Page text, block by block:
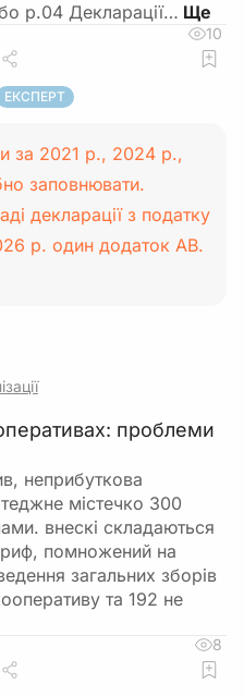
р.04 Декларації…
10
ЕКСПЕРТ
за 2021 р., 2024 р.,
заповнювати.
декларації з податку
р. один додаток АВ.
проблеми
неприбуткова
містечко 300
внескі складаються
помножений на
загальних зборів
та 192 не
8